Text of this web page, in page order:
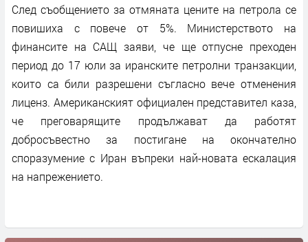
След съобщението за отмяната цените на петрола се
повишиха с повече от 5%. Министерството на
финансите на САЩ заяви, че ще отпусне преходен
период до 17 юли за иранските петролни транзакции,
които са били разрешени съгласно вече отменения
лиценз. Американският официален представител каза,
че преговарящите продължават да работят
добросъвестно за постигане на окончателно
споразумение с Иран въпреки най-новата ескалация
на напрежението.